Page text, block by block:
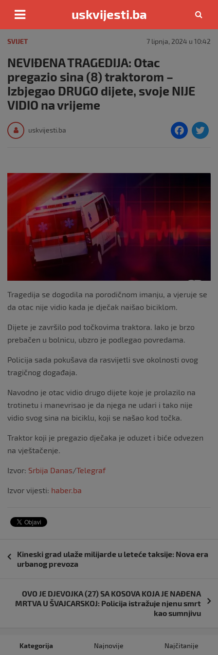
content
uskvijesti.ba
SVIJET 7 lipnja, 2024 u 10:42
NEVIĐENA TRAGEDIJA: Otac
pregazio sina (8) traktorom –
Izbjegao DRUGO dijete, svoje NIJE
VIDIO na vrijeme
uskvijesti.ba
F
e
o
k
Tragedija se dogodila na porodičnom imanju, a vjeruje se
da otac nije vidio kada je dječak naišao biciklom.
Dijete je završilo pod točkovima traktora. Iako je brzo
prebačen u bolnicu, ubzro je podlegao povredama.
Policija sada pokušava da rasvijetli sve okolnosti ovog
tragičnog događaja.
Navodno je otac vidio drugo dijete koje je prolazilo na
trotinetu i manevrisao je da njega ne udari i tako nije
vidio svog sina na biciklu, koji se našao kod točka.
Traktor koji je pregazio dječaka je oduzet i biće odvezen
na vještačenje.
Izvor: Srbija Danas/Telegraf
Izvor vijesti: haber.ba
objava
Kineski grad ulaže milijarde u leteće taksije: Nova era
urbanog prevoza
OVO JE DJEVOJKA (27) SA KOSOVA KOJA JE NAĐENA
MRTVA U ŠVAJCARSKOJ: Policija istražuje njenu smrt
kao sumnjivu
Kategorija Najnovije Najčitanije